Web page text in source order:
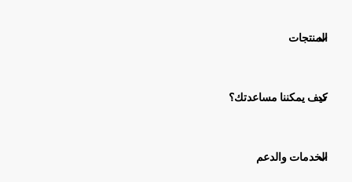
المنتجات
كيف يمكننا مساعدتك؟
الخدمات والدعم